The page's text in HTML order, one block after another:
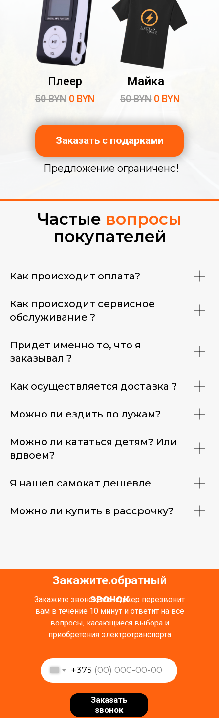
50 BYN 0 BYN
Плеер
50 BYN 0 BYN
Фирменная майка
Предложение ограничено!
Майка
Заказать с подарками
Частые вопросы
покупателей
Как происходит оплата?
Как происходит сервисное
обслуживание ?
Придет именно то, что я
заказывал ?
Как осуществляется доставка ?
Можно ли ездить по лужам?
Можно ли кататься детям? Или
вдвоем?
Я нашел самокат дешевле
Можно ли купить в рассрочку?
Закажите обратный
звонок
Закажите звонок, менеджер перезвонит
вам в течение 10 минут и ответит на все
вопросы, касающиеся выбора и
приобретения электротранспорта
+375
Заказать
звонок
.